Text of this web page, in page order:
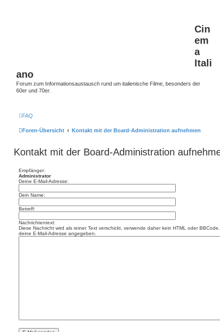
Cin
em
a
Itali
ano
Forum zum Informationsaustausch rund um italienische Filme, besonders der
60er und 70er.
FAQ
Foren-Übersicht Kontakt mit der Board-Administration aufnehmen
Kontakt mit der Board-Administration
Empfänger:
Administrator
Deine E-Mail-Adresse:
Dein Name:
Betreff:
Nachrichtentext:
Diese Nachricht wird als reiner Text verschickt, verwende daher kein HTML oder
deine E-Mail-Adresse angegeben.